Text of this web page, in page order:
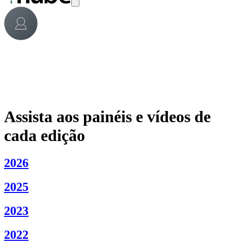
Assista aos painéis e vídeos de
cada edição
2026
2025
2023
2022